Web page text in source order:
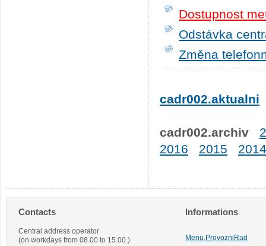
Dostupnost
Odstávka
Změna
cadr002.aktualni
cadr002.archiv
2016
2015 2014
Contacts
Central address operator
(on workdays from 08.00 to 15.00.)
Informations
Menu.ProvozniRad